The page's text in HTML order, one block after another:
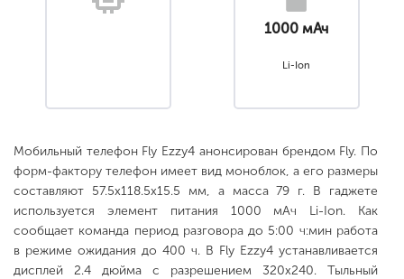
1000 мАч
Li-Ion
Мобильный телефон Fly Ezzy4 анонсирован брендом Fly. По
форм-фактору телефон имеет вид моноблок, а его размеры
составляют 57.5x118.5x15.5 мм, а масса 79 г. В гаджете
используется элемент питания 1000 мАч Li-Ion. Как
сообщает команда период разговора до 5:00 ч:мин работа
в режиме ожидания до 400 ч. В Fly Ezzy4 устанавливается
дисплей 2.4 дюйма с разрешением 320x240. Тыльный